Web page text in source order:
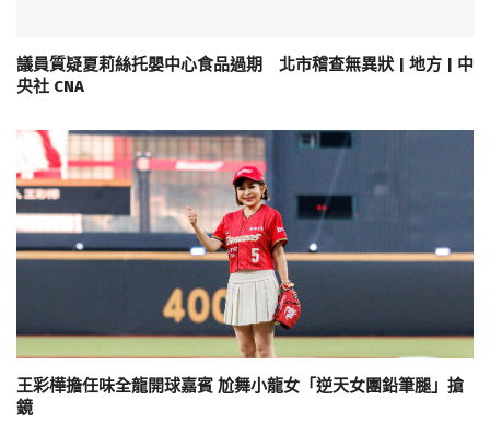
議員質疑夏莉絲托嬰中心食品過期 北市稽查無異狀 | 地方 | 中
央社 CNA
王彩樺擔任味全龍開球嘉賓 尬舞小龍女「逆天女團鉛筆腿」搶
鏡